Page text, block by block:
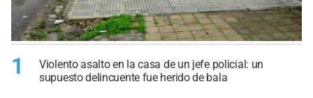
1
Violento asalto en la casa de un jefe policial: un
supuesto delincuente fue herido de bala